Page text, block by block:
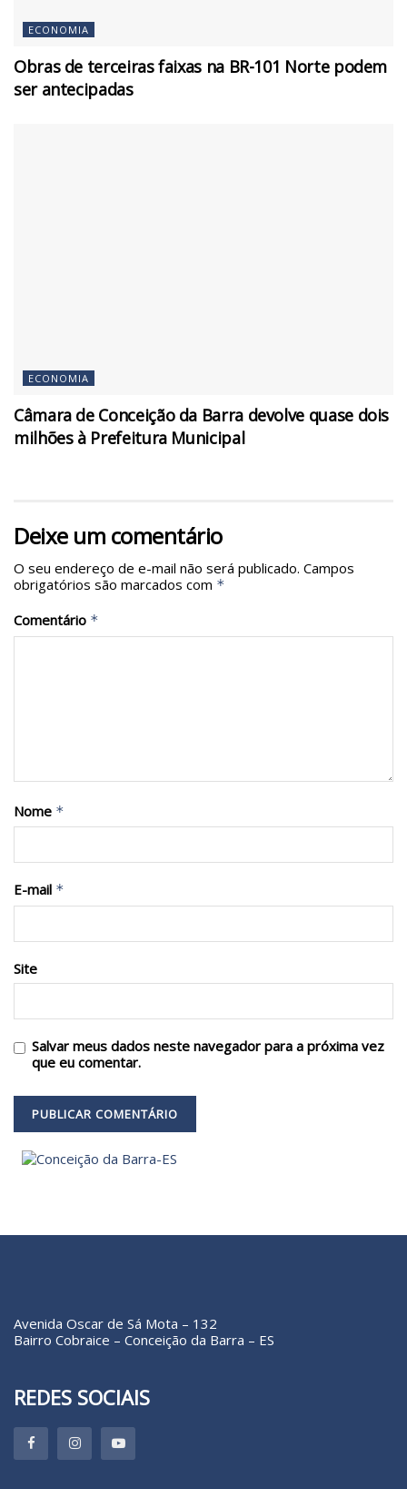
ECONOMIA
Obras de terceiras faixas na BR-101 Norte podem
ser antecipadas
ECONOMIA
Câmara de Conceição da Barra devolve quase dois
milhões à Prefeitura Municipal
Deixe um comentário
O seu endereço de e-mail não será publicado. Campos
obrigatórios são marcados com *
Comentário *
Nome *
E-mail *
Site
Salvar meus dados neste navegador para a próxima vez
que eu comentar.
Avenida Oscar de Sá Mota – 132
Bairro Cobraice – Conceição da Barra – ES
REDES SOCIAIS